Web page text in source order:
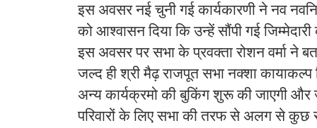
इस अवसर नई चुनी गई कार्यकारणी ने नव
को आश्वासन दिया कि उन्हें सौंपी गई
इस अवसर पर सभा के प्रवक्ता रोशन वर्मा ने
जल्द ही श्री मैढ़ राजपूत सभा नक्शा
अन्य कार्यक्रमो की बुकिंग शुरू की जाएगी और
परिवारों के लिए सभा की तरफ से अलग से कुछ